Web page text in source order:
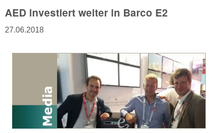
AED investiert weiter in Barco E2
27.06.2018